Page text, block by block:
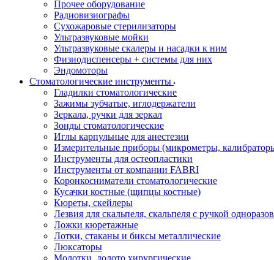
Прочее оборудование
Радиовизиографы
Сухожаровые стерилизаторы
Ультразвуковые мойки
Ультразвуковые скалеры и насадки к ним
Физиодиспенсеры + системы для них
Эндомоторы
Стоматологические инструменты
Гладилки стоматологические
Зажимы зубчатые, иглодержатели
Зеркала, ручки для зеркал
Зонды стоматологические
Иглы карпульные для анестезии
Измерительные приборы (микрометры,
Инструменты для остеопластики
Инструменты от компании FABRI
Коронкосниматели стоматологические
Кусачки костные (щипцы костные)
Кюреты, скейлеры
Лезвия для скальпеля, скальпеля с ручкой
Ложки кюретажные
Лотки, стаканы и биксы металлические
Люксаторы